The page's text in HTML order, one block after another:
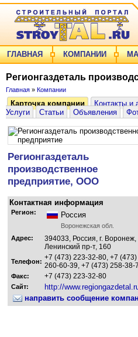
ГЛАВНАЯ КОМПАНИИ
Регионгаздеталь
Главная » Компании
Карточка компании Контакты и
Услуги
Статьи Объявления
Регионгаздеталь
производственное
предприятие, ООО
Контактная информация
Регион: Россия
Воронежская обл.
Адрес:
394033, Россия, г. Воронеж,
Ленинский пр-т, 160
Телефон: +7 (473) 223-32-80, +7 (473)
260-60-39, +7 (473) 258-38-
Факс: +7 (473) 223-32-80
Сайт:
http://
направить сообщение